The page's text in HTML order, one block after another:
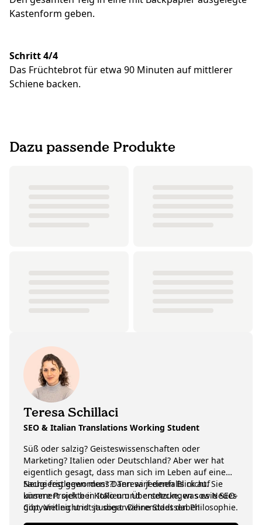
Kastenform geben.
Schritt 4/4
Das Früchtebrot für etwa 90 Minuten auf mittlerer
Schiene backen.
Dazu passende Produkte
Teresa Schillaci
SEO & Italian Translations Working Student
Süß oder salzig? Geisteswissenschaften oder
Marketing? Italien oder Deutschland? Aber wer hat
eigentlich gesagt, dass man sich im Leben auf eine
Sache festlegen muss?! Teresa jedenfalls nicht. Sie
kümmert sich bei KoRo um Übersetzungen sowie SEO-
Copywriting und studiert währenddessen Philosophie.
Neugierig geworden? Dann wirf einen Blick auf
unsere Projekte in Italien und entdecke, was es Neues
gibt. Vielleicht ist ja sogar Deine Stadt dabei!